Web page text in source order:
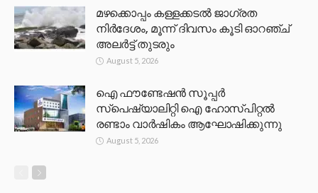
മഴക്കൊപ്പം കള്ളക്കടൽ ജാഗ്രത
നിർദേശം, മൂന്ന് ദിവസം കൂടി ഓറഞ്ച്
അലർട്ട് തുടരും
August 5, 2026
ഐ ഫൗണ്ടേഷൻ സൂപ്പർ
സ്പെഷ്യാലിറ്റി ഐ ഹോസ്പിറ്റൽ
രണ്ടാം വാർഷികം ആഘോഷിക്കുന്നു
August 5, 2026